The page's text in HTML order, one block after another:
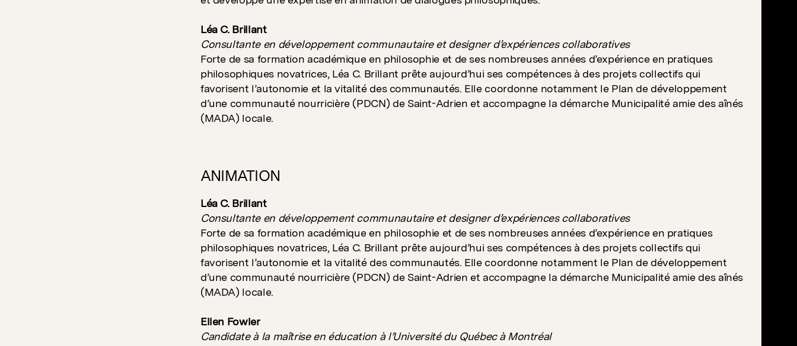
Léa C. Brillant
Consultante en développement communautaire et designer d’expériences collaboratives
Forte de sa formation académique en philosophie et de ses nombreuses années d’expérience en pratiques
philosophiques novatrices, Léa C. Brillant prête aujourd’hui ses compétences à des projets collectifs qui
favorisent l’autonomie et la vitalité des communautés. Elle coordonne notamment le Plan de développement
d’une communauté nourricière (PDCN) de Saint-Adrien et accompagne la démarche Municipalité amie des aînés
(MADA) locale.
ANIMATION
Léa C. Brillant
Consultante en développement communautaire et designer d’expériences collaboratives
Forte de sa formation académique en philosophie et de ses nombreuses années d’expérience en pratiques
philosophiques novatrices, Léa C. Brillant prête aujourd’hui ses compétences à des projets collectifs qui
favorisent l’autonomie et la vitalité des communautés. Elle coordonne notamment le Plan de développement
d’une communauté nourricière (PDCN) de Saint-Adrien et accompagne la démarche Municipalité amie des aînés
(MADA) locale.
Ellen Fowler
Candidate à la maîtrise en éducation à l’Université du Québec à Montréal